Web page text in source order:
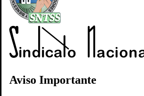
Directorio
Convocatorias
Aviso Importante